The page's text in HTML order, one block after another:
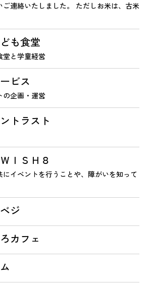
ご連絡いたしました。 ただしお米は、古米
も食堂
堂と学童経営
ビス
の企画・運営
トラスト
ＩＳＨ８
イベントを行うことや、障がいを知って
ジ
カフェ